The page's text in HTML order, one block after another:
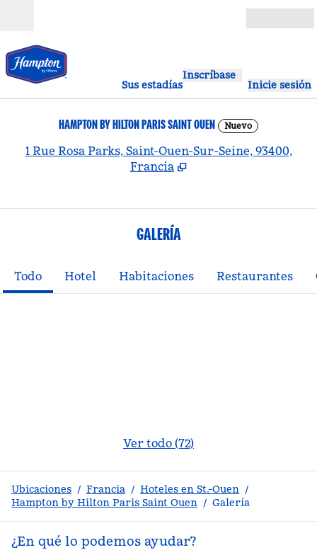
Sus estadías
Inscríbase
Inicie sesión
HAMPTON BY HILTON PARIS SAINT OUEN Nuevo
1 Rue Rosa Parks, Saint-Ouen-Sur-Seine, 93400,
Francia
GALERÍA
Todo Hotel Habitaciones Restaurantes
Ver todo (72)
Ubicaciones / Francia / Hoteles en St.-Ouen /
Hampton by Hilton Paris Saint Ouen / Galería
¿En qué lo podemos ayudar?